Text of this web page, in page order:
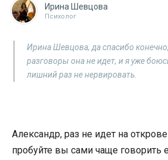
Ирина Шевцова
Психолог
Ирина Шевцова, да спасибо
разговоры она не идет, и я уже
лишний раз не нервировать.
Александр, раз не идет на
пробуйте вы сами чаще говорить